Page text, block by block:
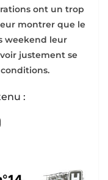
ont un trop
montrer que le
weekend leur
justement se
: